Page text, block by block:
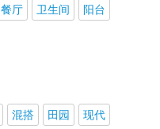
餐厅 卫生间
阳台
混搭 田园
现代